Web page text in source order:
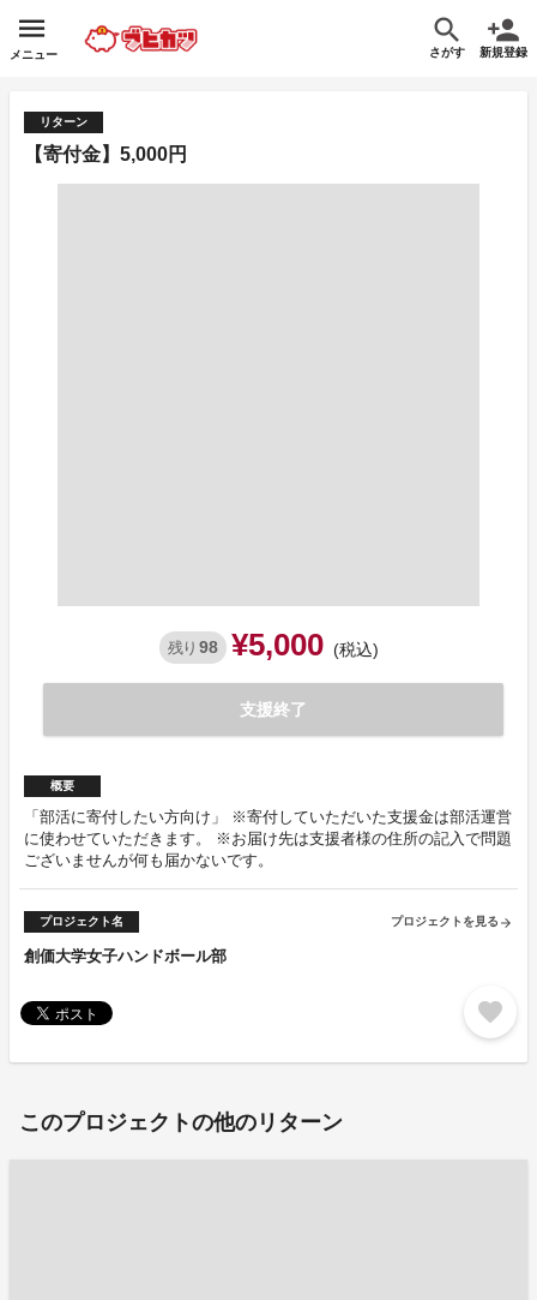
メニュー さがす 新規登録
リターン
【寄付金】5,000円
残り 98 ¥5,000 (税込)
支援終了
概要
「部活に寄付したい方向け」 ※寄付していただいた支援金は部活運営
に使わせていただきます。 ※お届け先は支援者様の住所の記入で問題
ございませんが何も届かないです。
プロジェクト名 プロジェクトを見る arrow_forward
創価大学女子ハンドボール部
favorite
このプロジェクトの他のリターン